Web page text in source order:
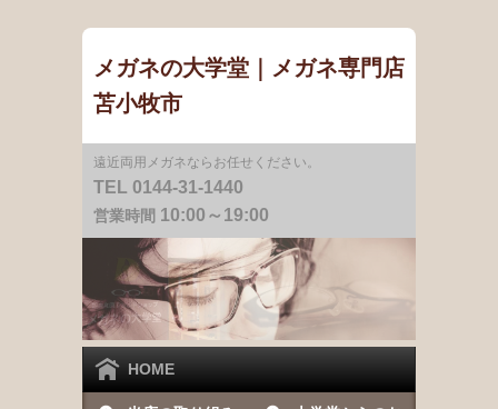
メガネの大学堂｜メガネ専門店
苫小牧市
遠近両用メガネならお任せください。
TEL 0144-31-1440
営業時間 10:00～19:00
HOME